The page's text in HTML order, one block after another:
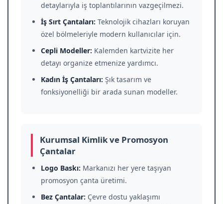
detaylarıyla iş toplantılarının vazgeçilmezi.
İş Sırt Çantaları: Teknolojik cihazları koruyan
özel bölmeleriyle modern kullanıcılar için.
Cepli Modeller: Kalemden kartvizite her
detayı organize etmenize yardımcı.
Kadın İş Çantaları: Şık tasarım ve
fonksiyonelliği bir arada sunan modeller.
Kurumsal Kimlik ve Promosyon
Çantalar
Logo Baskı: Markanızı her yere taşıyan
promosyon çanta üretimi.
Bez Çantalar: Çevre dostu yaklaşımı